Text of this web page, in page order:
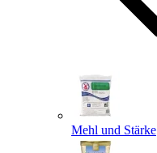
Mehl und Stärke